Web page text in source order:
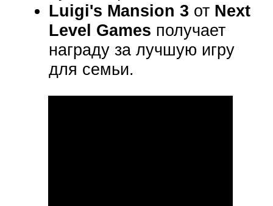
Luigi's Mansion 3 от Next
Level Games получает
награду за лучшую игру
для семьи.